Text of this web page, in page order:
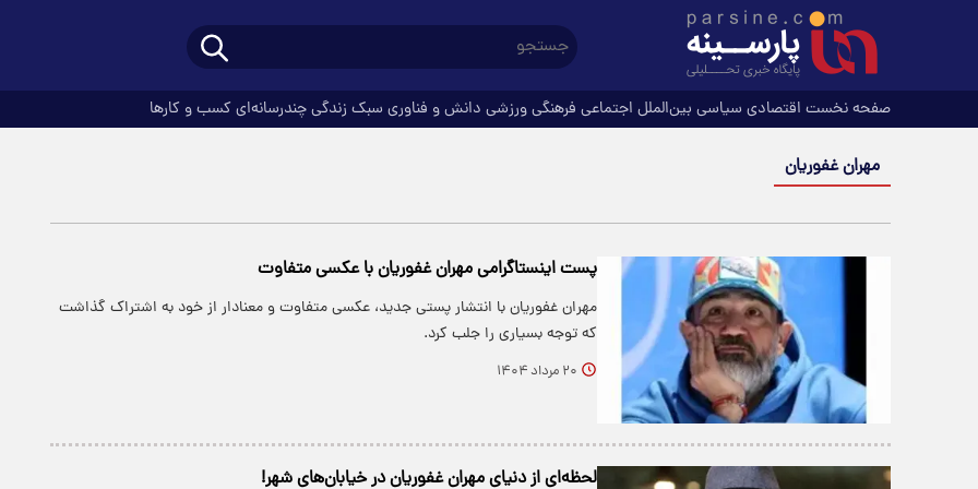
صفحه نخست اقتصادی سیاسی بین‌الملل اجتماعی فرهنگیورزشی دانش و فناوری سبک زندگیچندرسانه‌ای کسب و کارها
مهران غفوریان
پست اینستاگرامی مهران غفوریان با عکسی متفاوت
مهران غفوریان با انتشار پستی جدید، عکسی متفاوت و معنادار از خود به اشتراک گذاشت
که توجه بسیاری را جلب کرد.
۲۰ مرداد ۱۴۰۴
لحظه‌ای از دنیای مهران غفوریان در خیابان‌های شهر!